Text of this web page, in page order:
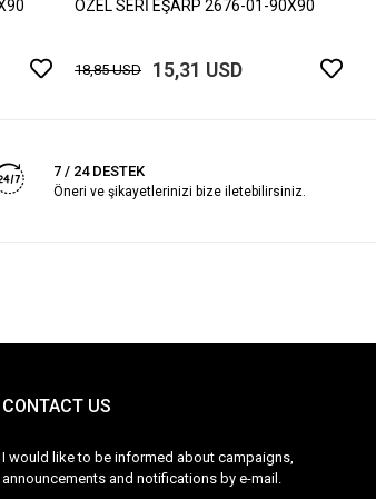
ÖZEL SERİ EŞARP 2676-01-90X90
18,85 USD 15,31 USD
7 / 24 DESTEK
Öneri ve şikayetlerinizi bize iletebilirsiniz.
CONTACT US
I would like to be informed about campaigns,
announcements and notifications by e-mail.